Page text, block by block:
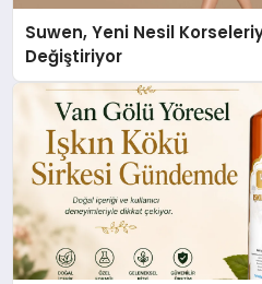
Suwen, Yeni Nesil
Değiştiriyor